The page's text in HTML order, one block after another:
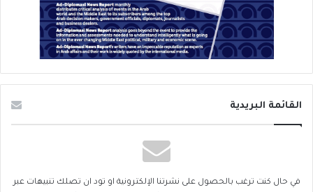
القائمة البريدية
في حال كنت ترغب بالحصول على نشرتنا الإلكترونية او تود ان تصلك تنبيهات عبر